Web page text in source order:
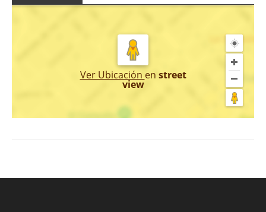
Ver Ubicación en street
view